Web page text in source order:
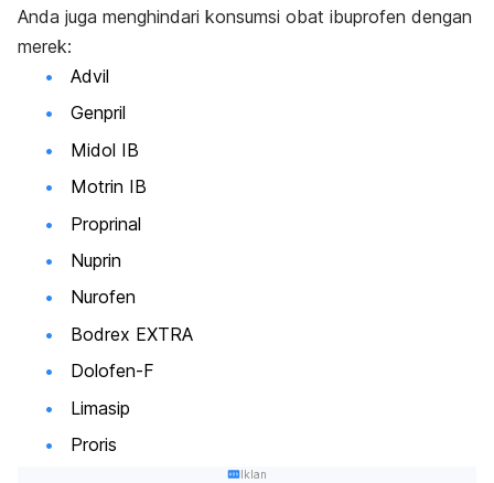
Anda juga menghindari konsumsi obat ibuprofen dengan
merek:
Advil
Genpril
Midol IB
Motrin IB
Proprinal
Nuprin
Nurofen
Bodrex EXTRA
Dolofen-F
Limasip
Proris
Iklan